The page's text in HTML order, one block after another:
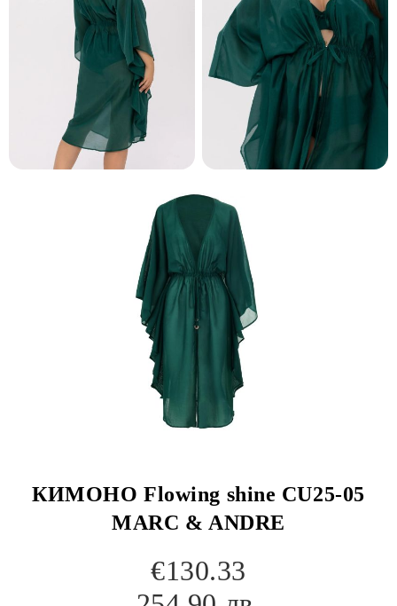
КИМОНО Flowing shine CU25-05
MARC & ANDRE
€130.33